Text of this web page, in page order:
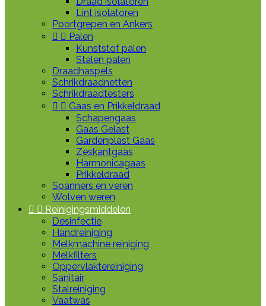
Lint isolatoren
Poortgrepen en Ankers
  Palen
Kunststof palen
Stalen palen
Draadhaspels
Schrikdraadnetten
Schrikdraadtesters
  Gaas en Prikkeldraad
Schapengaas
Gaas Gelast
Gardenplast Gaas
Zeskantgaas
Harmonicagaas
Prikkeldraad
Spanners en veren
Wolven weren
  Reinigingsmiddelen
Desinfectie
Handreiniging
Melkmachine reiniging
Melkfilters
Oppervlaktereiniging
Sanitair
Stalreiniging
Vaatwas